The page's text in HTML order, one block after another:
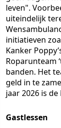
leven".
uiteindelijk
initiatieven
Kanker
Roparunteam
banden. Het
geld in te
jaar 2026 is
Gastlessen